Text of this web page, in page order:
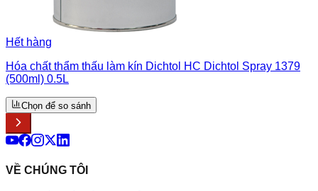
Hết hàng
Hóa chất thẩm thấu làm kín Dichtol HC Dichtol Spray 1379
(500ml) 0.5L
Chọn để so sánh
VỀ CHÚNG TÔI